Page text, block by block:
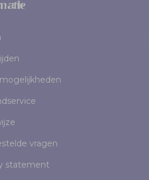
vragen
statement